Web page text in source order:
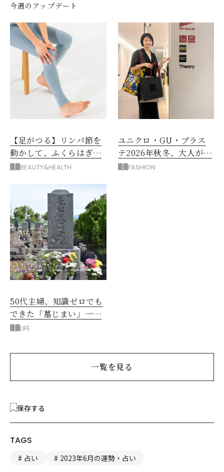
今週のアップデート
【足がつる】リンパ節を
動かして、ふくらはぎの
むくみ、こむら返りを解
BEAUTY&HEALTH
ユニクロ・GU・プラス
テ2026年秋冬、大人が着
たい新作服は？
FASHION
50代主婦、知識ゼロでも
できた「墓じまい」一つ
後悔したのは、ある順
LIFE
一覧を見る
保存する
TAGS
占い 2023年6月の運勢・占い